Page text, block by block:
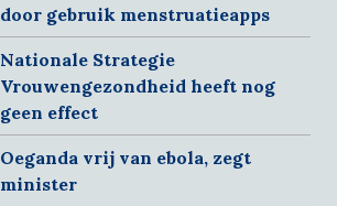
door gebruik menstruatieapps
Nationale Strategie
Vrouwengezondheid heeft nog
geen effect
Oeganda vrij van ebola, zegt
minister